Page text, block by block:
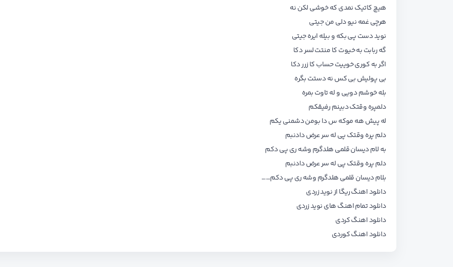
هیچ کاتیک نمدی که خوشی لکن نه
هرچی غمه نیو دلی من جیتی
نوید دست پی بکه و بیله ایره جیتی
گه ربابت به خیوت کا منتت لسر دکا
اگر به کوری خوییت حساب کا زرر دکا
بی پولیش بی کس نه دستت بگره
بله خوشم دویی و له تاوت بمره
دلمپره وقتک دبینم رفیقکم
له پیش هه موکه س دا بومن دشمنی یکم
دلم پره وقتک پی له سر عرض دادنبم
به لام دیسان قلمی هلدگرم وشه ری پی دکم
دلم پره وقتک پی له سر عرض دادنبم
بلام دیسان قلمی هلدگرم وشه ری پی دکم……
دانلود اهنگ ریگا از نوید زردی
دانلود تمام اهنگ هاینوید زردی
دانلود اهنگ کردی
دانلود اهنگ کوردی